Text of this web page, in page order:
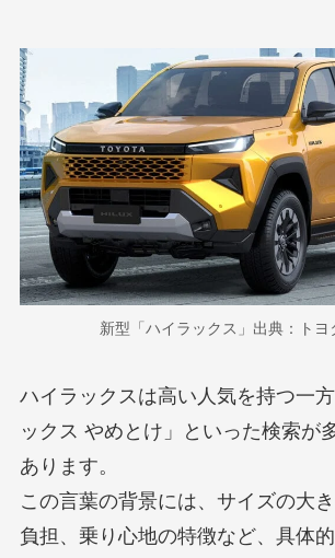
新型「ハイラックス」出典：トヨ
ハイラックスは高い人気を持つ一
ックス やめとけ」といった検索が
あります。
この言葉の背景には、サイズの大
負担、乗り心地の特徴など、具体